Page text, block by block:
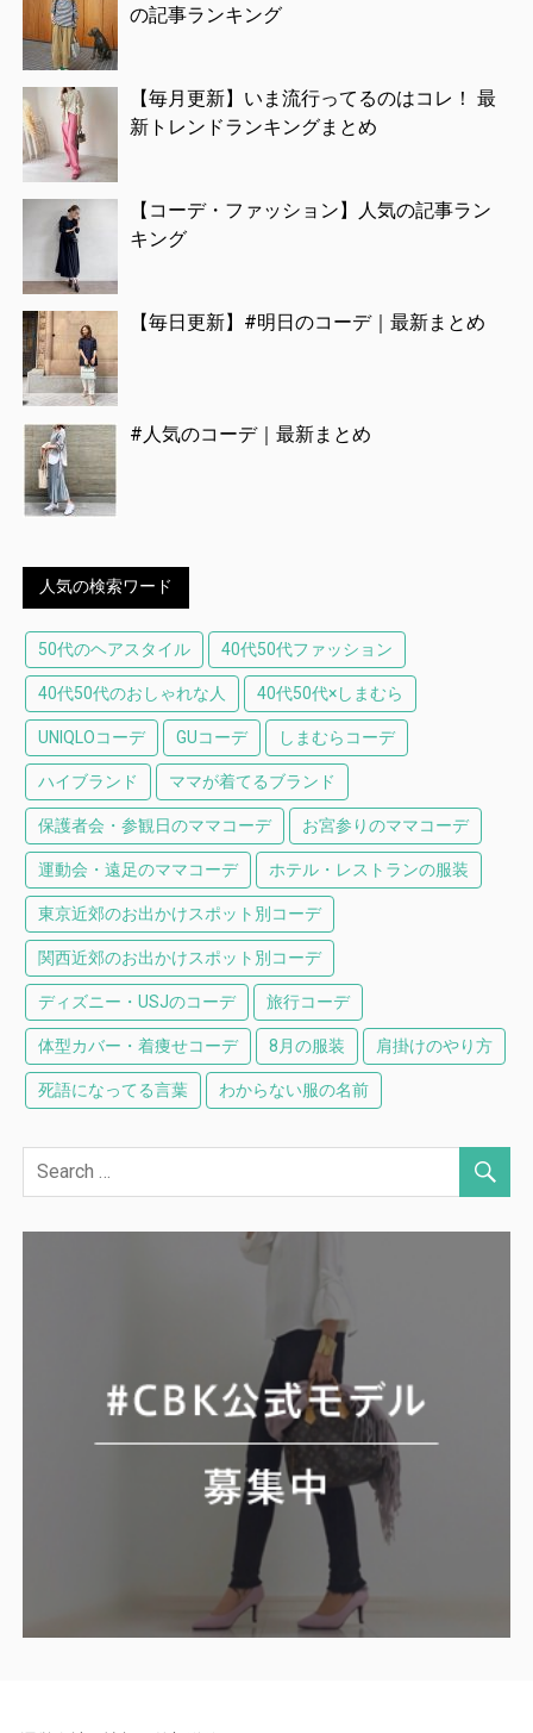
の記事ランキング
【毎月更新】いま流行ってるのはコレ！ 最
新トレンドランキングまとめ
【コーデ・ファッション】人気の記事ラン
キング
【毎日更新】#明日のコーデ｜最新まとめ
#人気のコーデ｜最新まとめ
人気の検索ワード
50代のヘアスタイル 40代50代ファッション
40代50代のおしゃれな人 40代50代×しまむら
UNIQLOコーデ GUコーデ しまむらコーデ
ハイブランド ママが着てるブランド
保護者会・参観日のママコーデ お宮参りのママコーデ
運動会・遠足のママコーデ ホテル・レストランの服装
東京近郊のお出かけスポット別コーデ
関西近郊のお出かけスポット別コーデ
ディズニー・USJのコーデ 旅行コーデ
体型カバー・着痩せコーデ 8月の服装 肩掛けのやり方
死語になってる言葉 わからない服の名前